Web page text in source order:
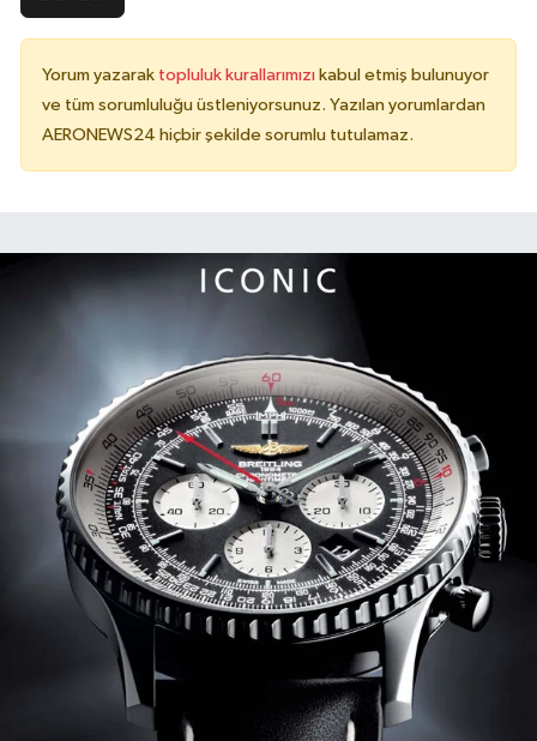
Yorum yazarak topluluk kurallarımızı kabul etmiş bulunuyor
ve tüm sorumluluğu üstleniyorsunuz. Yazılan yorumlardan
AERONEWS24 hiçbir şekilde sorumlu tutulamaz.